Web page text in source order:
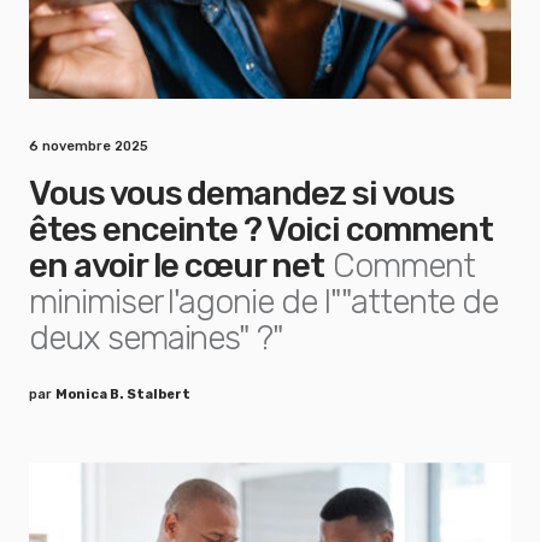
6 novembre 2025
Vous vous demandez si vous
êtes enceinte ? Voici comment
en avoir le cœur net Comment
minimiser l'agonie de l""attente de
deux semaines" ?"
par Monica B. Stalbert